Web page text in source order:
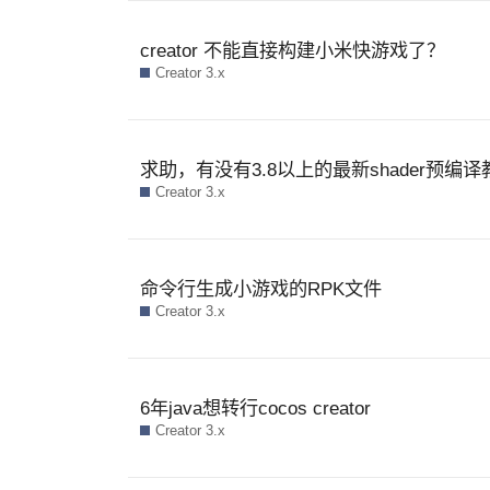
creator 不能直接构建小米快游戏了？
Creator 3.x
求助，有没有3.8以上的最新shader预编译
Creator 3.x
命令行生成小游戏的RPK文件
Creator 3.x
6年java想转行cocos creator
Creator 3.x